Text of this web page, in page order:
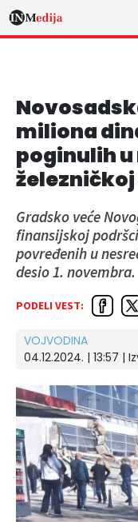
miliona
poginulih u
Gradsko veće
finansijskoj
povređenih u
desio 1. novembra.
PODELI VEST:
VOJVODINA
04.12.2024. | 13:57 |